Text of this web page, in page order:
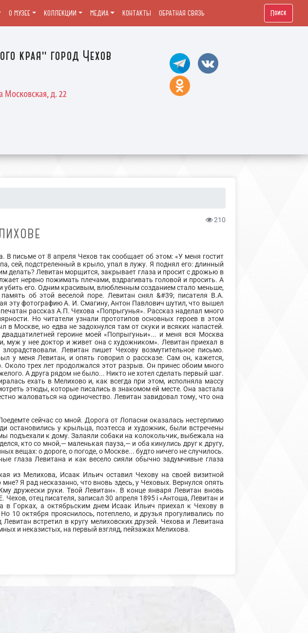
края" город Чехов
Московская, д. 22
О МУЗЕЕ КОЛЛЕКЦИИ МЕДИА КОНТАКТЫ ОБРАТНАЯ СВЯЗЬ Поиск
210
письме от 8 апреля Чехов так сообщает об этом: «У меня гостит
сей, подстреленный в крыло, упал в лужу. Я поднял его: длинный
делать? Левитан морщится, закрывает глаза и просит с дрожью в
нервно пожимать плечами, вздрагивать головой и просить. А
его. Одним красивым, влюбленным созданием стало меньше,
об этой веселой поре. Левитан снял &#39; писателя В.А.
эту фотографию А. И. Смагину, Антон Павлович шутил, что вышел
рассказ А.П. Чехова «Попрыгунья». Рассказ наделал много
Но читатели узнали прототипов основных героев в этом
Москве, но едва не задохнулся там от скуки и всяких напастей.
героине моей «Попрыгуньи»... и меня вся Москва
муж у нее доктор и живет она с художником». Левитан приехал в
Левитан пишет Чехову возмутительное письмо.
у меня Левитан, и опять говорил о рассказе. Сам он, кажется,
Около трех лет продолжался этот разрыв. Он принес обоим много
А друга рядом не было... Никто не хотел сделать первый шаг.
ехать в Мелихово и, как всегда при этом, исполняла массу
этюды, которые писались в знакомом ей месте. Она застала
жаловаться на одиночество. Левитан завидовал тому, что она
сейчас со мной. Дорога от Лопасни оказалась нестерпимо
у крыльца, поэтесса и художник, были встречены
подъехали к дому. Залаяли собаки на колокольчик, выбежала на
кто со мной,— маленькая пауза,— и оба кинулись друг к другу,
вещах: о дороге, о погоде, о Москве... будто ничего не случилось.
глаза Левитана и как весело сияли обычно задумчивые глаза
из Мелихова, Исаак Ильич оставил Чехову на своей визитной
Я рад несказанно, что вновь здесь, у Чеховых. Вернулся опять
дружески руки. Твой Левитан». В конце января Левитан вновь
отец писателя, записал 30 апреля 1895 i «Антоша, Левитан и
Горках, а октябрьским днем Исаак Ильич приехал к Чехову в
10 октября прояснилось, потеплело, и друзья прогуливались по
встретил в кругу мелиховских друзей. Чехова и Левитана
и неказистых, на первый взгляд, пейзажах Мелихова.